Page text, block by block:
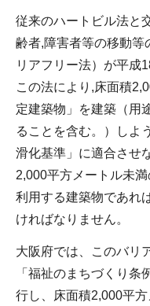
従来のハートビル法と
齢者,障害者等の移動等
リアフリー法）が平成
この法により,床面積
定建築物」を建築（用
ることを含む。）しよ
滑化基準」に適合させ
2,000平方メートル未
利用する建築物であれ
ければなりません。
大阪府では、このバリ
「福祉のまちづくり
行し、床面積2,000平